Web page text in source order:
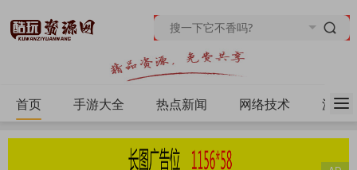
首页 手游大全 热点新闻 网络技术 源码